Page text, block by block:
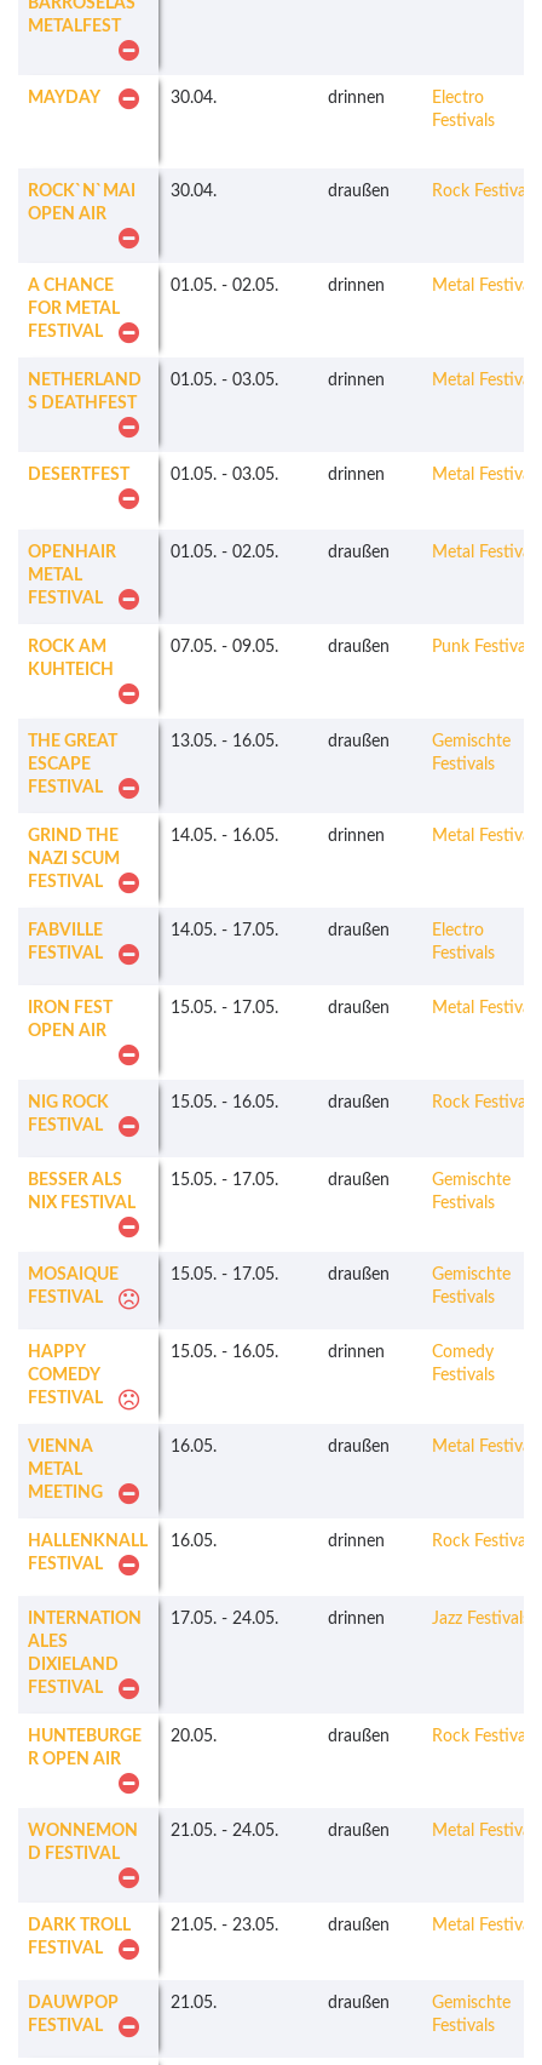
BARROSELAS
METALFEST
MAYDAY 30.04. drinnen
Electro
Festivals
ROCK`N`MAI
OPEN AIR
30.04. draußen Rock Festivals
A CHANCE
FOR METAL
FESTIVAL
01.05. - 02.05. drinnen Metal Festivals
NETHERLAND
S DEATHFEST
01.05. - 03.05. drinnen Metal Festivals
DESERTFEST 01.05. - 03.05. drinnen Metal Festivals
OPENHAIR
METAL
FESTIVAL
01.05. - 02.05. draußen Metal Festivals
ROCK AM
KUHTEICH
07.05. - 09.05. draußen Punk Festivals
THE GREAT
ESCAPE
FESTIVAL
13.05. - 16.05. draußen
Gemischte
Festivals
GRIND THE
NAZI SCUM
FESTIVAL
14.05. - 16.05. drinnen Metal Festivals
FABVILLE
FESTIVAL
14.05. - 17.05. draußen
Electro
Festivals
IRON FEST
OPEN AIR
15.05. - 17.05. draußen Metal Festivals
NIG ROCK
FESTIVAL
15.05. - 16.05. draußen Rock Festivals
BESSER ALS
NIX FESTIVAL
15.05. - 17.05. draußen
Gemischte
Festivals
MOSAIQUE
FESTIVAL
15.05. - 17.05. draußen
Gemischte
Festivals
HAPPY
COMEDY
FESTIVAL
15.05. - 16.05. drinnen
Comedy
Festivals
VIENNA
METAL
MEETING
16.05. draußen Metal Festivals
HALLENKNALL
FESTIVAL
16.05. drinnen Rock Festivals
INTERNATION
ALES
DIXIELAND
FESTIVAL
17.05. - 24.05. drinnen Jazz Festivals
HUNTEBURGE
R OPEN AIR
20.05. draußen Rock Festivals
WONNEMON
D FESTIVAL
21.05. - 24.05. draußen Metal Festivals
DARK TROLL
FESTIVAL
21.05. - 23.05. draußen Metal Festivals
DAUWPOP
FESTIVAL
21.05. draußen
Gemischte
Festivals